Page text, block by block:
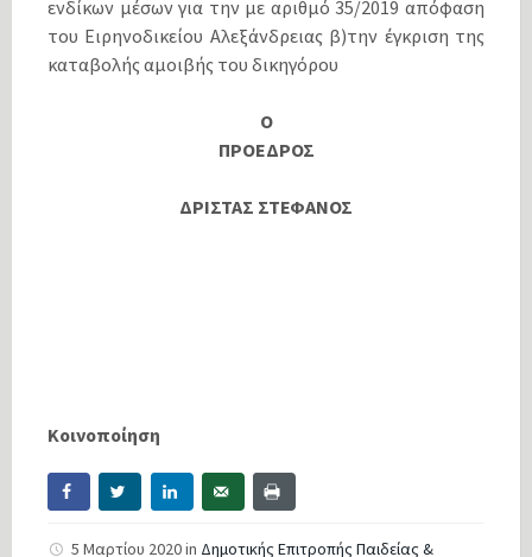
ενδίκων μέσων για την με αριθμό 35/2019 απόφαση
του Ειρηνοδικείου Αλεξάνδρειας β)την έγκριση της
καταβολής αμοιβής του δικηγόρου
Ο
ΠΡΟΕΔΡΟΣ
ΔΡΙΣΤΑΣ ΣΤΕΦΑΝΟΣ
Κοινοποίηση
5 Μαρτίου 2020in Δημοτικής Επιτροπής Παιδείας &